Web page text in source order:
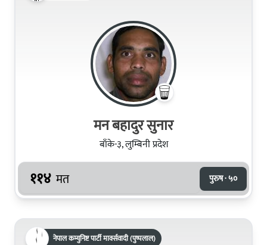
मन बहादुर सुनार
बाँके-३, लुम्बिनी प्रदेश
११४ मत पुरुष · ५०
नेपाल कम्युनिष्ट पार्टी मार्क्सवादी (पुष्पलाल)